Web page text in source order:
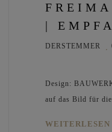
|
DERSTEMMER
Design:
auf das Bild für
WEITERLESEN